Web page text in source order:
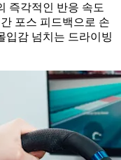
즉각적인 반응 속도
포스 피드백으로 손
입감 넘치는 드라이빙